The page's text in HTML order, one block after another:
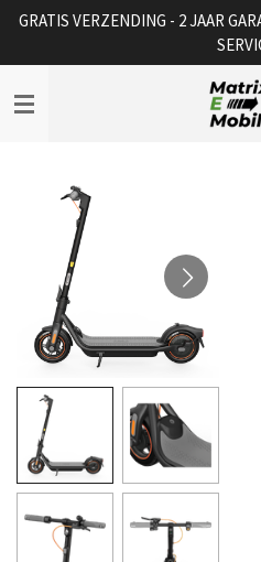
Ga
naar
de
hoofdinhoud
GRATIS VERZENDING - 2 JAAR